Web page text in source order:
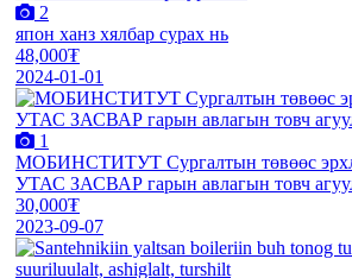
2
япон ханз хялбар сурах нь
48,000₮
2024-01-01
1
МОБИНСТИТУТ Сургалтын төвөөс
УТАС ЗАСВАР гарын авлагын товч
30,000₮
2023-09-07